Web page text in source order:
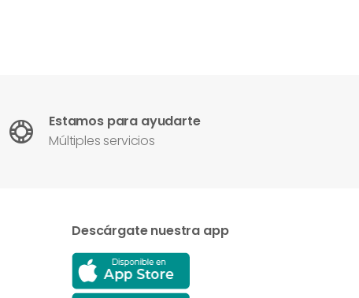
Estamos para ayudarte
Múltiples servicios
Descárgate nuestra app